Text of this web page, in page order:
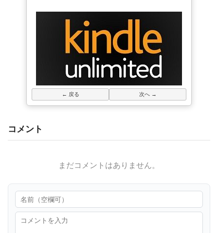
← 戻る 次へ →
コメント
まだコメントはありません。